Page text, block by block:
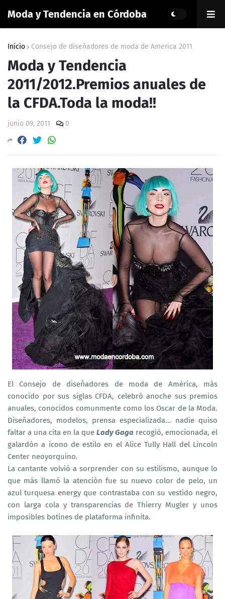
Moda y Tendencia en Córdoba
Inicio Consejo de diseñadores de moda de America 2011
Moda y Tendencia
2011/2012.Premios anuales de
la CFDA.Toda la moda!!
junio 09, 2011 0
El Consejo de diseñadores de moda de América, más
conocido por sus siglas CFDA, celebró anoche sus premios
anuales, conocidos comunmente como los Oscar de la Moda.
Diseñadores, modelos, prensa especializada... nadie quiso
faltar a una cita en la que Lady Gaga recogió, emocionada, el
galardón a icono de estilo en el Alice Tully Hall del Lincoln
Center neoyorquino.
La cantante volvió a sorprender con su estilismo, aunque lo
que más llamó la atención fue su nuevo color de pelo, un
azul turquesa energy que contrastaba con su vestido negro,
con larga cola y transparencias de Thierry Mugler y unos
imposibles botines de plataforma infinita.